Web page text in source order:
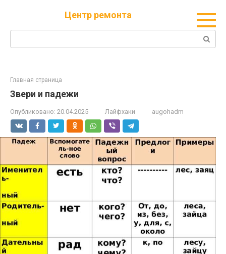
Центр ремонта
Поиск:
Главная страница
Звери и падежи
Опубликовано: 20.04.2025 Лайфхаки augohadm